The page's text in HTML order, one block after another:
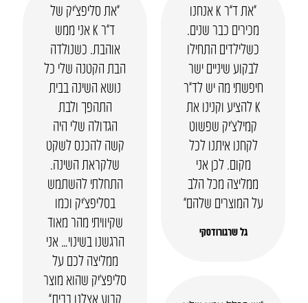
“את ד”ר K אנחנו
מכירים כבר שנים.
כשלילדים התחילו
לבקוע שיניים ישר
חיפשתי מה יש לד”ר
K להציע וקנינו את
קמילצ’יק שפשוט
לקחנו איתנו לכל
מקום. לכן אני
ממליצה מכל הלב
על המוצרים שלהם”
גל שרגורודסקי
“את סליפצ’יק של
ד”ר K אני ממש
אוהבת. כשנולדה
הבת הקטנה שלי כל
נושא השינה בבית
התהפך ולבת
הגדולה שלי היה
קשה להכנס לשקט
שלקראת השינה.
התחלתי להשתמש
בסליפצ’יק וכמו
שקיוויתי מהר מאוד
הרגשנו בשינוי… אני
ממליצה לכם על
סליפצ’יק שהוא מוצר
קבוע אצלנו בבית”